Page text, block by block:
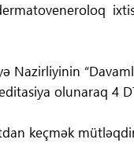
Nazirliyinin
olunaraq 4
keçmək